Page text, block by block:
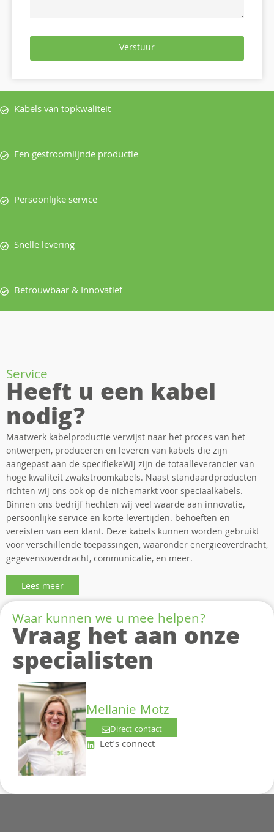
Verstuur
Kabels van topkwaliteit
Een gestroomlijnde productie
Persoonlijke service
Snelle levering
Betrouwbaar & Innovatief
Service
Heeft u een kabel
nodig?
Maatwerk kabelproductie verwijst naar het proces van het
ontwerpen, produceren en leveren van kabels die zijn
aangepast aan de specifiekeWij zijn de totaalleverancier van
hoge kwaliteit zwakstroomkabels. Naast standaardproducten
richten wij ons ook op de nichemarkt voor speciaalkabels.
Binnen ons bedrijf hechten wij veel waarde aan innovatie,
persoonlijke service en korte levertijden. behoeften en
vereisten van een klant. Deze kabels kunnen worden gebruikt
voor verschillende toepassingen, waaronder energieoverdracht,
gegevensoverdracht, communicatie, en meer.
Lees meer
Waar kunnen we u mee helpen?
Vraag het aan onze
specialisten
Mellanie Motz
Direct contact
Let's connect